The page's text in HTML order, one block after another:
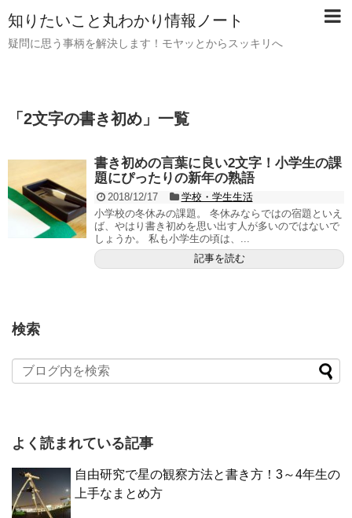
知りたいこと丸わかり情報ノート
疑問に思う事柄を解決します！モヤッとからスッキリへ
「 2文字の書き初め 」 一覧
書き初めの言葉に良い2文字！小学生の課
題にぴったりの新年の熟語
2018/12/17
学校・学生生活
小学校の冬休みの課題。 冬休みならではの宿題といえ
ば、やはり書き初めを思い出す人が多いのではないで
しょうか。 私も小学生の頃は、...
記事を読む
検索
よく読まれている記事
自由研究で星の観察方法と書き方！3～4年生の
上手なまとめ方